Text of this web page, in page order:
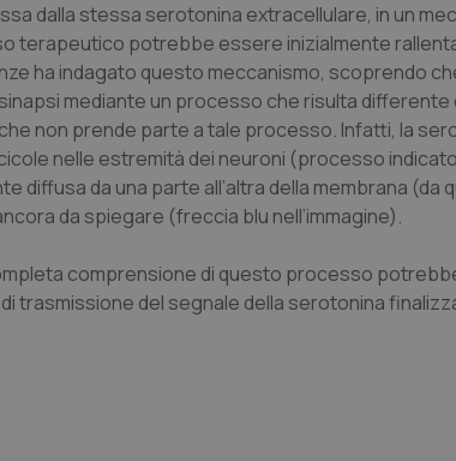
dalla stessa serotonina extracellulare, in un
terapeutico potrebbe essere inizialmente
ha indagato questo meccanismo, scoprendo
mediante un processo che risulta differente
non prende parte a tale processo. Infatti, la
nelle estremità dei neuroni (processo
diffusa da una parte all’altra della membrana (da
da spiegare (freccia blu nell’immagine).
comprensione di questo processo
trasmissione del segnale della serotonina